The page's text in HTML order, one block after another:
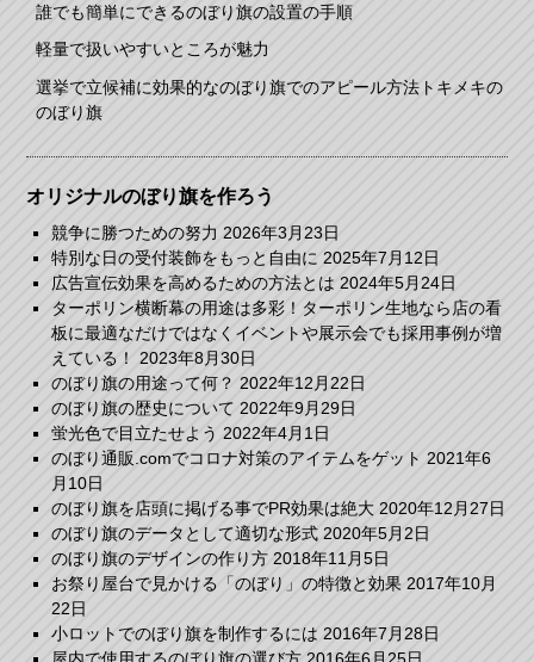
誰でも簡単にできるのぼり旗の設置の手順
軽量で扱いやすいところが魅力
選挙で立候補に効果的なのぼり旗でのアピール方法トキメキの
のぼり旗
オリジナルのぼり旗を作ろう
競争に勝つための努力 2026年3月23日
特別な日の受付装飾をもっと自由に 2025年7月12日
広告宣伝効果を高めるための方法とは 2024年5月24日
ターポリン横断幕の用途は多彩！ターポリン生地なら店の看
板に最適なだけではなくイベントや展示会でも採用事例が増
えている！
2023年8月30日
のぼり旗の用途って何？ 2022年12月22日
のぼり旗の歴史について 2022年9月29日
蛍光色で目立たせよう 2022年4月1日
のぼり通販.comでコロナ対策のアイテムをゲット 2021年6
月10日
のぼり旗を店頭に掲げる事でPR効果は絶大 2020年12月27日
のぼり旗のデータとして適切な形式 2020年5月2日
のぼり旗のデザインの作り方 2018年11月5日
お祭り屋台で見かける「のぼり」の特徴と効果 2017年10月
22日
小ロットでのぼり旗を制作するには 2016年7月28日